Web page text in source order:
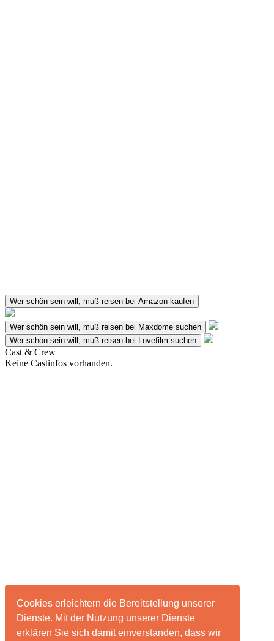
Cookies erleichtern die Bereitstellung unserer
Dienste. Mit der Nutzung unserer Dienste
erklären Sie sich damit einverstanden, dass wir
Wer schön sein will, muß reisen bei Amazon kaufen
Wer schön sein will, muß reisen bei Maxdome suchen
Wer schön sein will, muß reisen bei Lovefilm suchen
Cast & Crew
Keine Castinfos vorhanden.